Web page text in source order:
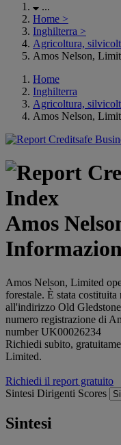
...
Home >
Inghilterra >
Agricoltura,
Amos Nelson,
Home
Inghilterra
Agricoltura,
Amos Nelson,
Amos
Amos Nelson, Limited
forestale. È stata
all'indirizzo Old
numero registrazione di
number UK00026234
Richiedi subito,
Limited.
Richiedi il report gratuito
Sintesi Dirigenti Scores
Sintesi